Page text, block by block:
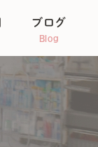
ブログ
Blog